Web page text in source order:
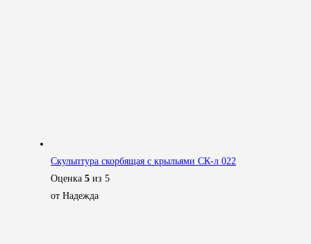
Скульптура скорбящая с крыльями СК-л 022
Оценка 5 из 5
от Надежда